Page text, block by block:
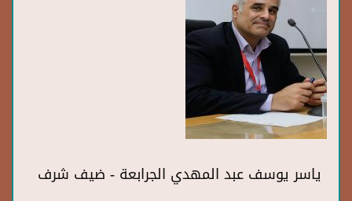
ياسر يوسف عبد المهدي الجرابعة - ضيف شرف